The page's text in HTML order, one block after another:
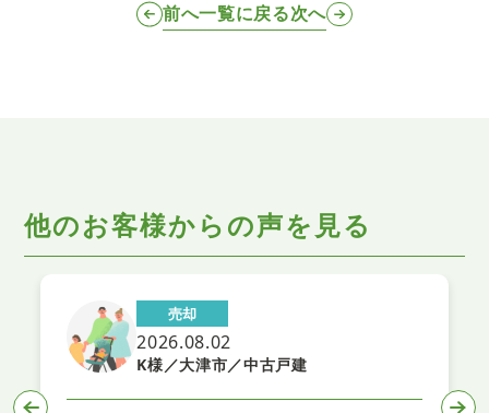
前へ一覧に戻る次へ
他のお客様からの声を見る
売却
2026.08.02
K様／大津市／中古戸建